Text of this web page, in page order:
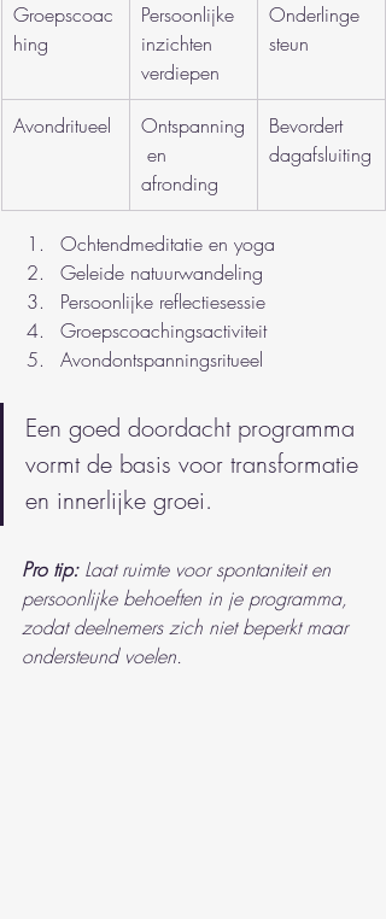
Groepscoac
hing
Persoonlijke
inzichten
verdiepen
Onderlinge
steun
Avondritueel
Ontspanning
en
afronding
Bevordert
dagafsluiting
Ochtendmeditatie en yoga
Geleide natuurwandeling
Persoonlijke reflectiesessie
Groepscoachingsactiviteit
Avondontspanningsritueel
Een goed doordacht programma
vormt de basis voor transformatie
en innerlijke groei.
Pro tip: Laat ruimte voor spontaniteit en
persoonlijke behoeften in je programma,
zodat deelnemers zich niet beperkt maar
ondersteund voelen.